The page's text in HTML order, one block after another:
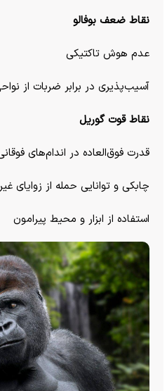
نقاط ضعف بوفالو
عدم هوش تاکتیکی
آسیب‌پذیری در برابر ضربات از
نقاط قوت گوریل
قدرت فوق‌العاده در اندام‌های
چابکی و توانایی حمله از زوایای
استفاده از ابزار و محیط پیرامون